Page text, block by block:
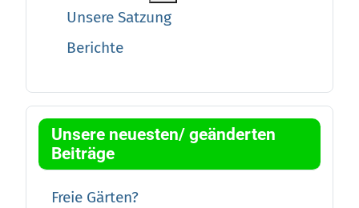
Unsere Satzung
Berichte
Unsere neuesten/ geänderten
Beiträge
Freie Gärten?